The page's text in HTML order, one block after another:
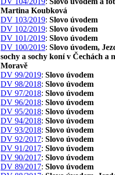
Martina Koubková
DV 103/2019: Slovo úvodem
DV 102/2019: Slovo úvodem
DV 101/2019: Slovo úvodem
DV 100/2019: Slovo úvodem,
sochy a sochy koní v Čechách a
Moravě
DV 99/2019: Slovo úvodem
DV 98/2018: Slovo úvodem
DV 97/2018: Slovo úvodem
DV 96/2018: Slovo úvodem
DV 95/2018: Slovo úvodem
DV 94/2018: Slovo úvodem
DV 93/2018: Slovo úvodem
DV 92/2017: Slovo úvodem
DV 91/2017: Slovo úvodem
DV 90/2017: Slovo úvodem
DV 89/2017: Slovo úvodem